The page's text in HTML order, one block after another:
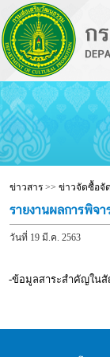
ข่าวสาร>> ข่าวจัดซื้อจั
รายงานผลการพิจ
วันที่ 19 มี.ค. 2563
-ข้อมูลสาระสำคัญใน